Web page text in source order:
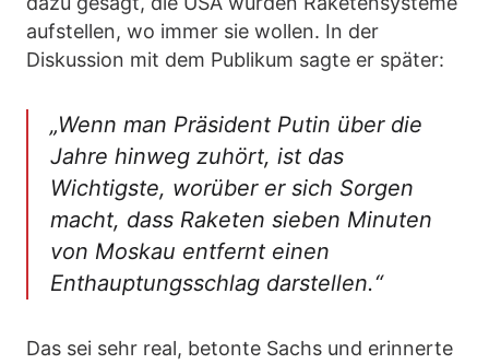
aufstellen, wo immer sie wollen. In der
Diskussion mit dem Publikum sagte er später:
„Wenn man Präsident Putin über die
Jahre hinweg zuhört, ist das
Wichtigste, worüber er sich Sorgen
macht, dass Raketen sieben Minuten
von Moskau entfernt einen
Enthauptungsschlag darstellen.“
Das sei sehr real, betonte Sachs und erinnerte